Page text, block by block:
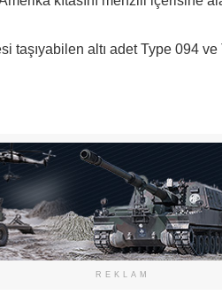
taşıyabilen altı adet Type 094
REKLAM